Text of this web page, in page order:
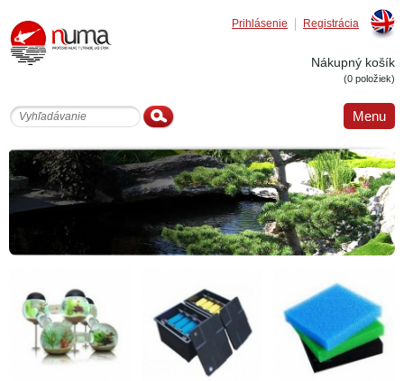
Registrácia
Prihlásenie
Nákupný košík
(0 položiek)
Menu